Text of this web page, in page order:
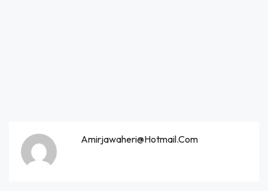
Amirjawaheri@hotmail.com